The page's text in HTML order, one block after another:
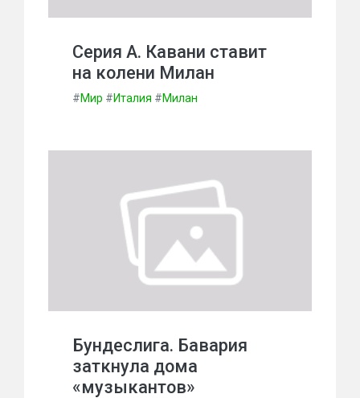
Серия А. Кавани ставит
на колени Милан
#Мир #Италия #Милан
Бундеслига. Бавария
заткнула дома
«музыкантов»